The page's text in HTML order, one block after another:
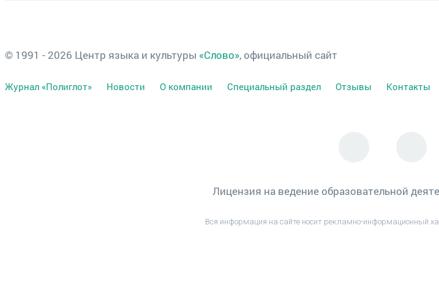
© 1991 - 2026 Центр языка и культуры «Слово», официальный сайт
Журнал «Полиглот» Новости О компании Специальный раздел Отзывы Контакты
Лицензия на ведение образовательной
Вся информация на сайте носит рекламно-информационный